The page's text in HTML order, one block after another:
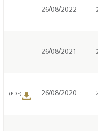
26/08/2022
26/08/2021
26/08/2020
(PDF)